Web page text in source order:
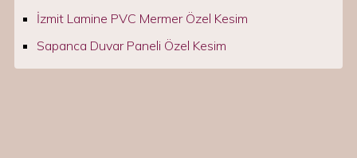
İzmit Lamine PVC Mermer Özel Kesim
Sapanca Duvar Paneli Özel Kesim